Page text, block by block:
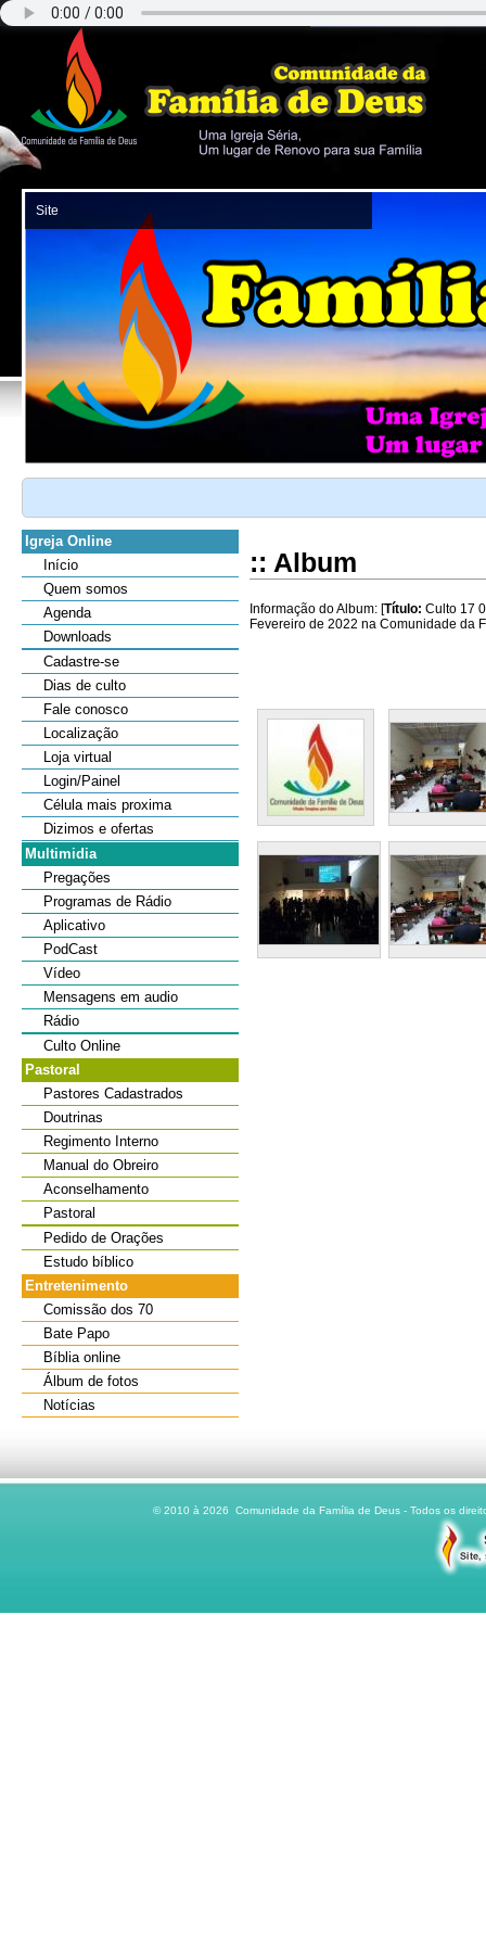
Igreja Online
Início
Quem somos
Agenda
Downloads
Cadastre-se
Dias de culto
Fale conosco
Localização
Loja virtual
Login/Painel
Célula mais proxima
Dizimos e ofertas
Multimidia
Pregações
Programas de Rádio
Aplicativo
PodCast
Vídeo
Mensagens em audio
Rádio
Culto Online
Pastoral
Pastores Cadastrados
Doutrinas
Regimento Interno
Manual do Obreiro
Aconselhamento
Pastoral
Pedido de Orações
Estudo bíblico
Entretenimento
Comissão dos 70
Bate Papo
Bíblia online
Álbum de fotos
Notícias
:: Album
Informação do Album: [Título: Culto 17
Fevereiro de 2022 na Comunidade da
© 2010 à 2026 Comunidade da Família de Deus - Todos os